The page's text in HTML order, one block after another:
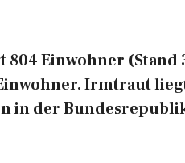
Einwohner (Stand
Irmtraut
in der